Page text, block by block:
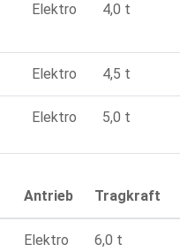
Elektro 4,0 t
Elektro 4,5 t
Elektro 5,0 t
Antrieb Tragkraft
Elektro 6,0 t